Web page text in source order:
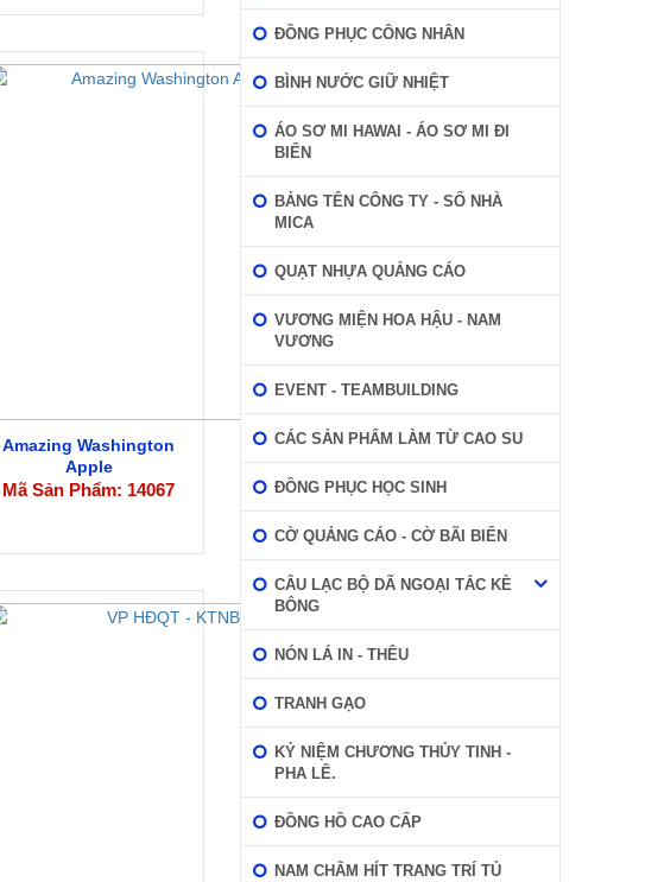
Amazing Washington
Apple
Mã Sản Phẩm: 14067
ĐỒNG PHỤC CÔNG NHÂN
BÌNH NƯỚC GIỮ NHIỆT
ÁO SƠ MI HAWAI - ÁO SƠ MI ĐI
BIỂN
BẢNG TÊN CÔNG TY - SỐ NHÀ
MICA
QUẠT NHỰA QUẢNG CÁO
VƯƠNG MIỆN HOA HẬU - NAM
VƯƠNG
EVENT - TEAMBUILDING
CÁC SẢN PHẨM LÀM TỪ CAO SU
ĐỒNG PHỤC HỌC SINH
CỜ QUẢNG CÁO - CỜ BÃI BIỂN
CÂU LẠC BỘ DÃ NGOẠI TẮC KÈ
BÔNG
NÓN LÁ IN - THÊU
TRANH GẠO
KỶ NIỆM CHƯƠNG THỦY TINH -
PHA LÊ.
ĐỒNG HỒ CAO CẤP
NAM CHÂM HÍT TRANG TRÍ TỦ